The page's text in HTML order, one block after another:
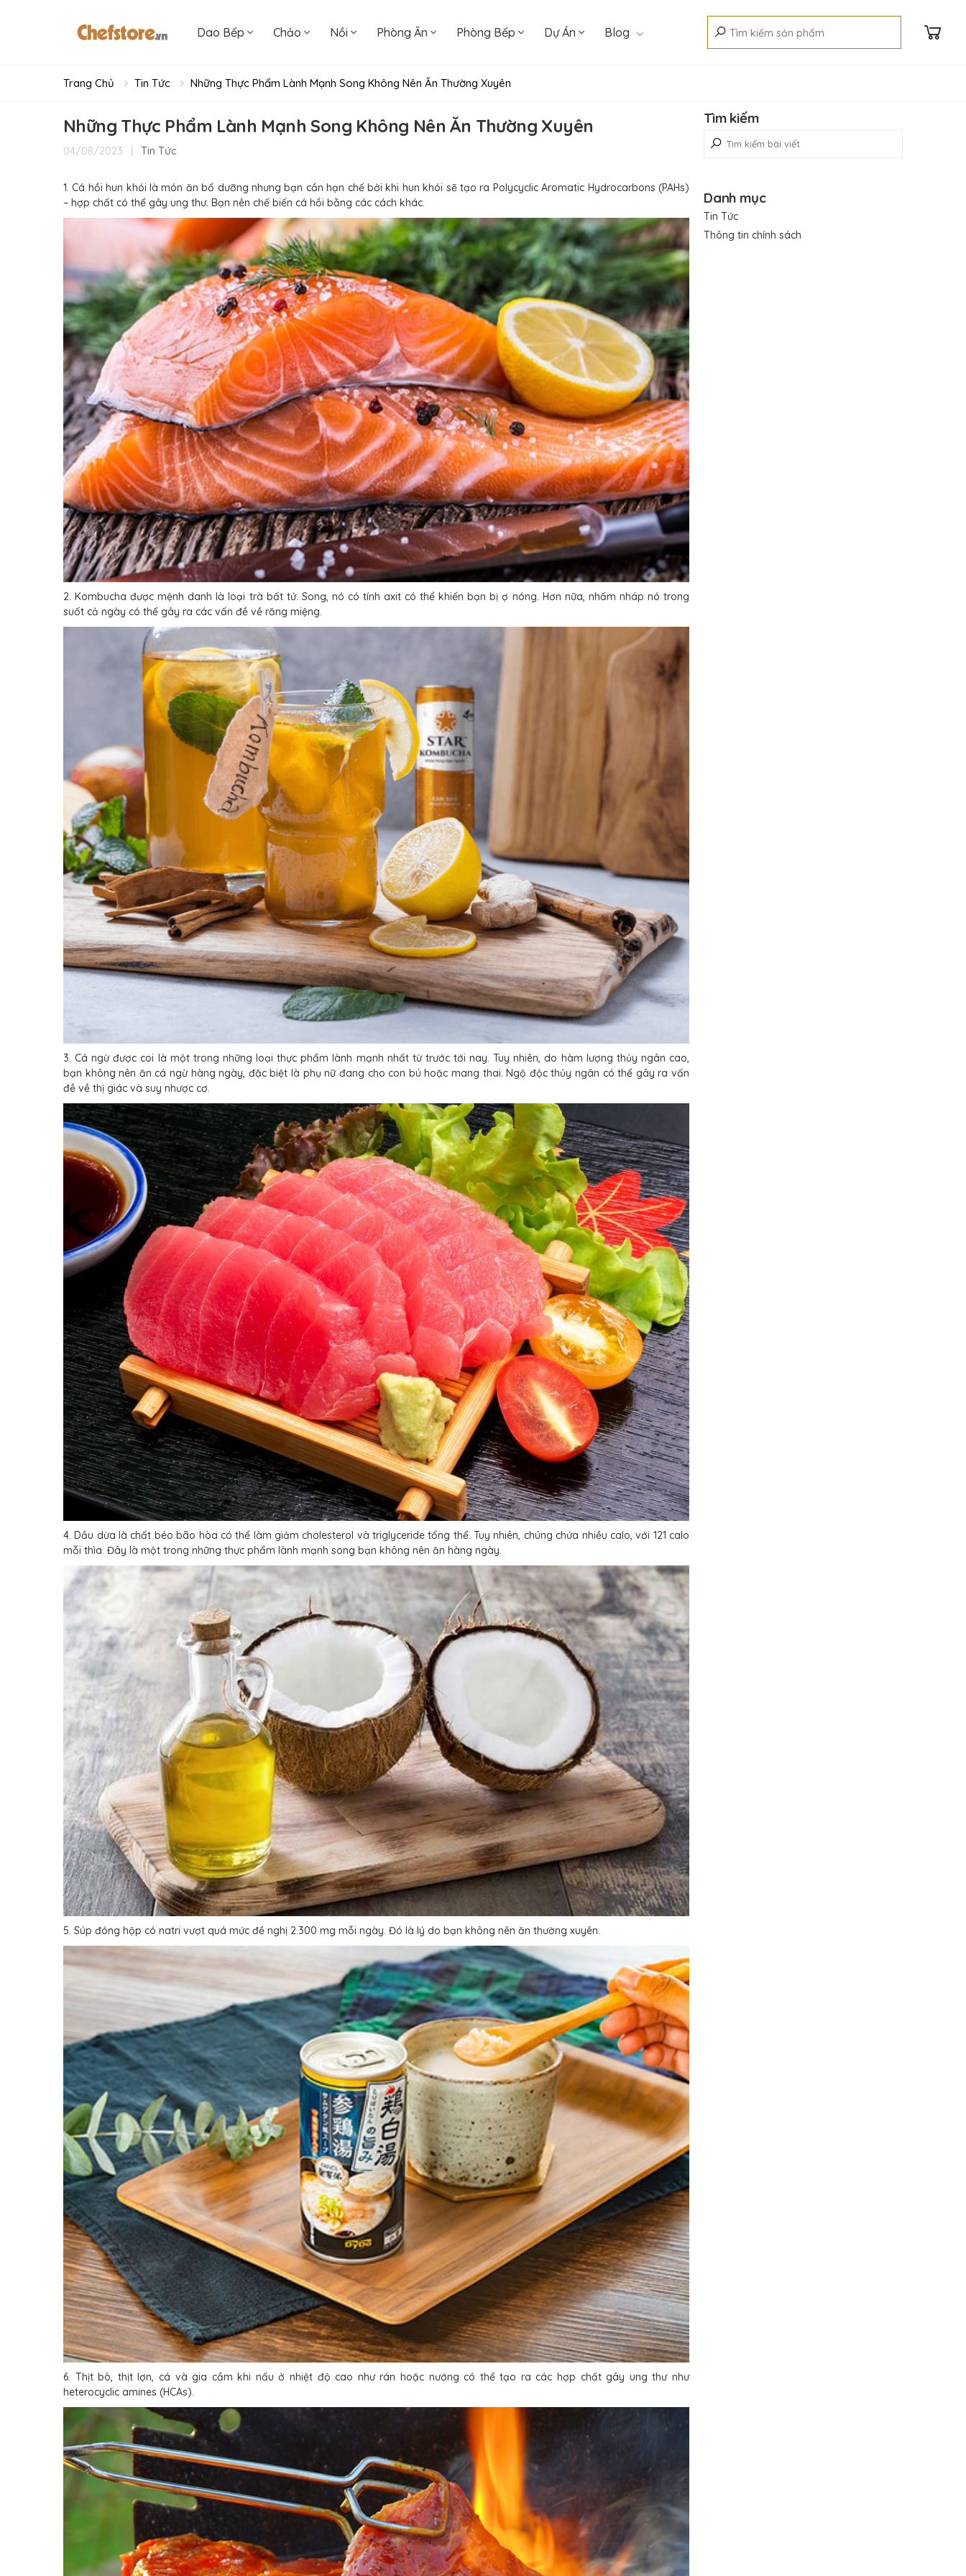
Dao Bếp Chảo Nồi Phòng Ăn Phòng Bếp Dự Án Blog
Trang Chủ Tin Tức Những Thực Phẩm Lành Mạnh Song Không Nên Ăn Thường Xuyên
Những Thực Phẩm Lành Mạnh Song Không Nên Ăn Thường Xuyên
04/08/2023 | Tin Tức
1. Cá hồi hun khói là món ăn bổ dưỡng nhưng bạn cần hạn chế bởi khi hun khói sẽ tạo ra Polycyclic Aromatic Hydrocarbons (PAHs)
– hợp chất có thể gây ung thư. Bạn nên chế biến cá hồi bằng các cách khác.
2. Kombucha được mệnh danh là loại trà bất tử. Song, nó có tính axit có thể khiến bạn bị ợ nóng. Hơn nữa, nhấm nháp nó trong
suốt cả ngày có thể gây ra các vấn đề về răng miệng.
3. Cá ngừ được coi là một trong những loại thực phẩm lành mạnh nhất từ trước tới nay. Tuy nhiên, do hàm lượng thủy ngân cao,
bạn không nên ăn cá ngừ hàng ngày, đặc biệt là phụ nữ đang cho con bú hoặc mang thai. Ngộ độc thủy ngân có thể gây ra vấn
đề về thị giác và suy nhược cơ.
4. Dầu dừa là chất béo bão hòa có thể làm giảm cholesterol và triglyceride tổng thể. Tuy nhiên, chúng chứa nhiều calo, với 121 calo
mỗi thìa. Đây là một trong những thực phẩm lành mạnh song bạn không nên ăn hàng ngày.
5. Súp đóng hộp có natri vượt quá mức đề nghị 2.300 mg mỗi ngày. Đó là lý do bạn không nên ăn thường xuyên.
6. Thịt bò, thịt lợn, cá và gia cầm khi nấu ở nhiệt độ cao như rán hoặc nướng có thể tạo ra các hợp chất gây ung thư như
heterocyclic amines (HCAs).
Tìm kiếm
Danh mục
Tin Tức
Thông tin chính sách